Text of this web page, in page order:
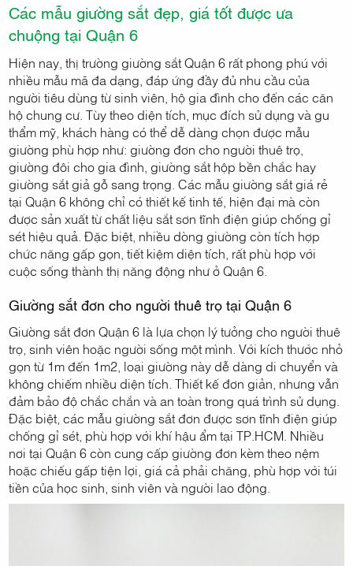
Các mẫu giường sắt đẹp, giá tốt được ưa
chuộng tại Quận 6
Hiện nay, thị trường giường sắt Quận 6 rất phong phú với
nhiều mẫu mã đa dạng, đáp ứng đầy đủ nhu cầu của
người tiêu dùng từ sinh viên, hộ gia đình cho đến các căn
hộ chung cư. Tùy theo diện tích, mục đích sử dụng và gu
thẩm mỹ, khách hàng có thể dễ dàng chọn được mẫu
giường phù hợp như: giường đơn cho người thuê trọ,
giường đôi cho gia đình, giường sắt hộp bền chắc hay
giường sắt giả gỗ sang trọng. Các mẫu giường sắt giá rẻ
tại Quận 6 không chỉ có thiết kế tinh tế, hiện đại mà còn
được sản xuất từ chất liệu sắt sơn tĩnh điện giúp chống gỉ
sét hiệu quả. Đặc biệt, nhiều dòng giường còn tích hợp
chức năng gấp gọn, tiết kiệm diện tích, rất phù hợp với
cuộc sống thành thị năng động như ở Quận 6.
Giường sắt đơn cho người thuê trọ tại Quận 6
Giường sắt đơn Quận 6 là lựa chọn lý tưởng cho người thuê
trọ, sinh viên hoặc người sống một mình. Với kích thước nhỏ
gọn từ 1m đến 1m2, loại giường này dễ dàng di chuyển và
không chiếm nhiều diện tích. Thiết kế đơn giản, nhưng vẫn
đảm bảo độ chắc chắn và an toàn trong quá trình sử dụng.
Đặc biệt, các mẫu giường sắt đơn được sơn tĩnh điện giúp
chống gỉ sét, phù hợp với khí hậu ẩm tại TP.HCM. Nhiều
nơi tại Quận 6 còn cung cấp giường đơn kèm theo nệm
hoặc chiếu gấp tiện lợi, giá cả phải chăng, phù hợp với túi
tiền của học sinh, sinh viên và người lao động.